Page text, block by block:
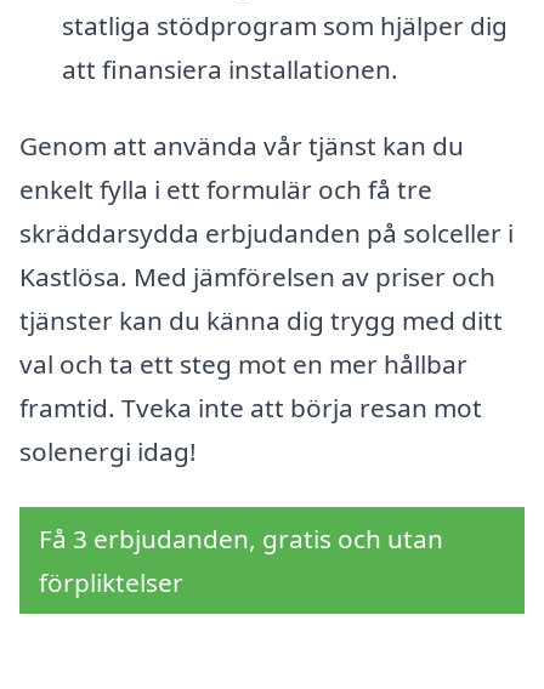
statliga stödprogram som hjälper dig
att finansiera installationen.
Genom att använda vår tjänst kan du
enkelt fylla i ett formulär och få tre
skräddarsydda erbjudanden på solceller i
Kastlösa. Med jämförelsen av priser och
tjänster kan du känna dig trygg med ditt
val och ta ett steg mot en mer hållbar
framtid. Tveka inte att börja resan mot
solenergi idag!
Få 3 erbjudanden, gratis och utan
förpliktelser